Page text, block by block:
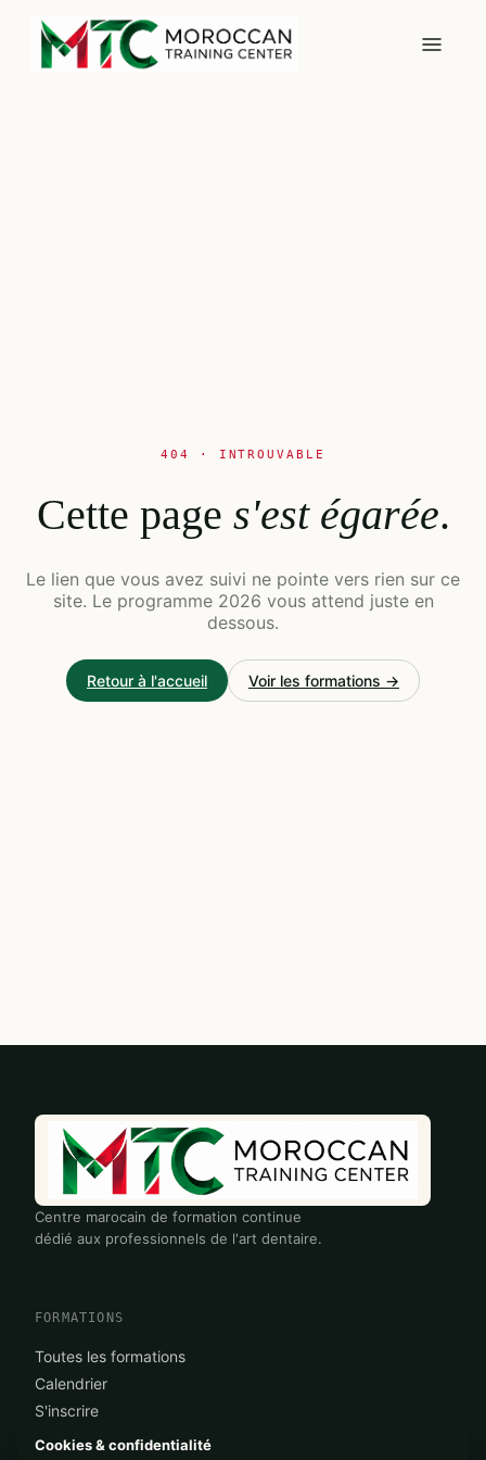
404 · INTROUVABLE
Cette page s'est égarée.
Le lien que vous avez suivi ne pointe vers rien sur ce
site. Le programme 2026 vous attend juste en
dessous.
Retour à l'accueil Voir les formations →
Centre marocain de formation continue
dédié aux professionnels de l'art dentaire.
FORMATIONS
Toutes les formations
Calendrier
S'inscrire
Cookies & confidentialité